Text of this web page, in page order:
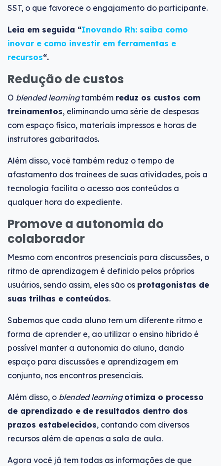
SST, o que favorece o engajamento do participante.
Leia em seguida “Inovando Rh: saiba como
inovar e como investir em ferramentas e
recursos“.
Redução de custos
O blended learningtambém reduz os custos com
treinamentos, eliminando uma série de despesas
com espaço físico, materiais impressos e horas de
instrutores gabaritados.
Além disso, você também reduz o tempo de
afastamento dos trainees de suas atividades, pois a
tecnologia facilita o acesso aos conteúdos a
qualquer hora do expediente.
Promove a autonomia do
colaborador
Mesmo com encontros presenciais para discussões, o
ritmo de aprendizagem é definido pelos próprios
usuários, sendo assim, eles são os protagonistas de
suas trilhas e conteúdos.
Sabemos que cada aluno tem um diferente ritmo e
forma de aprender e, ao utilizar o ensino híbrido é
possível manter a autonomia do aluno, dando
espaço para discussões e aprendizagem em
conjunto, nos encontros presenciais.
Além disso, o blended learning otimiza o processo
de aprendizado e de resultados dentro dos
prazos estabelecidos, contando com diversos
recursos além de apenas a sala de aula.
Agora você já tem todas as informações de que